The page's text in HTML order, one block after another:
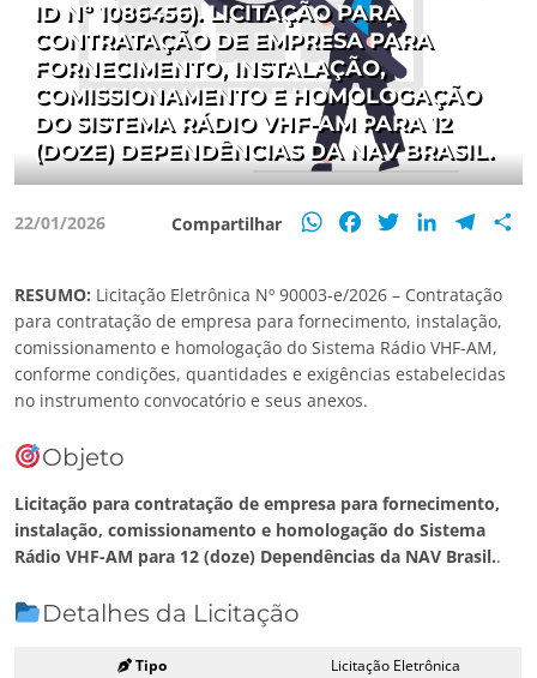
ID Nº 1086456). LICITAÇÃO PARA
CONTRATAÇÃO DE EMPRESA PARA
FORNECIMENTO, INSTALAÇÃO,
COMISSIONAMENTO E HOMOLOGAÇÃO
DO SISTEMA RÁDIO VHF-AM PARA 12
(DOZE) DEPENDÊNCIAS DA NAV BRASIL.
22/01/2026 Compartilhar WhatsApp
FacebookTwitterLinkedIn
RESUMO: Licitação Eletrônica Nº 90003-e/2026 – Contratação
para contratação de empresa para fornecimento, instalação,
comissionamento e homologação do Sistema Rádio VHF-AM,
conforme condições, quantidades e exigências estabelecidas
no instrumento convocatório e seus anexos.
Objeto
Licitação para contratação de empresa para fornecimento,
instalação, comissionamento e homologação do Sistema
Rádio VHF-AM para 12 (doze) Dependências da NAV Brasil..
Detalhes da Licitação
Tipo Licitação Eletrônica